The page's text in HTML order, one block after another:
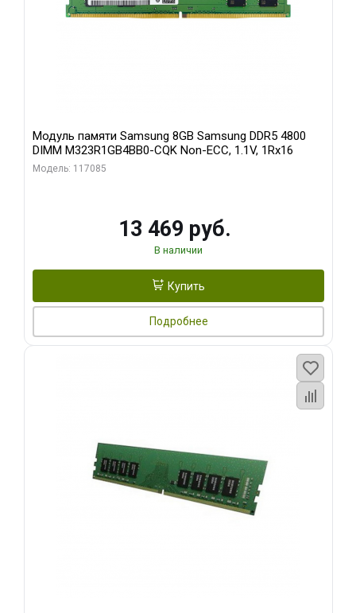
Модуль памяти Samsung 8GB Samsung DDR5 4800
DIMM M323R1GB4BB0-CQK Non-ECC, 1.1V, 1Rx16
Модель: 117085
13 469 руб.
В наличии
Купить
Подробнее